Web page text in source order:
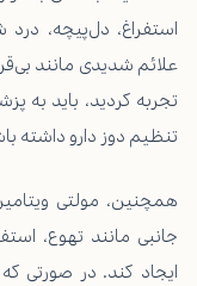
استفراغ، دل‌پیچه،
علائم شدیدی مانند
تجربه کردید، باید به
تنظیم دوز دارو داشته
همچنین، مولتی
جانبی مانند تهوع،
ایجاد کند. در صورتی